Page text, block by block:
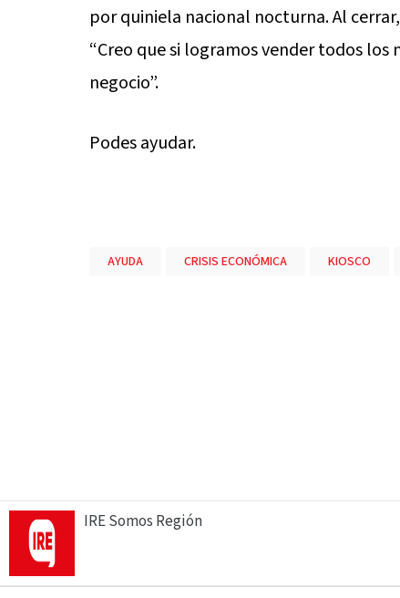
por quiniela nacional nocturna. Al
“Creo que si logramos vender todos
negocio”.
Podes ayudar.
AYUDA CRISIS ECONÓMICA KIOSCO
IRE Somos Región